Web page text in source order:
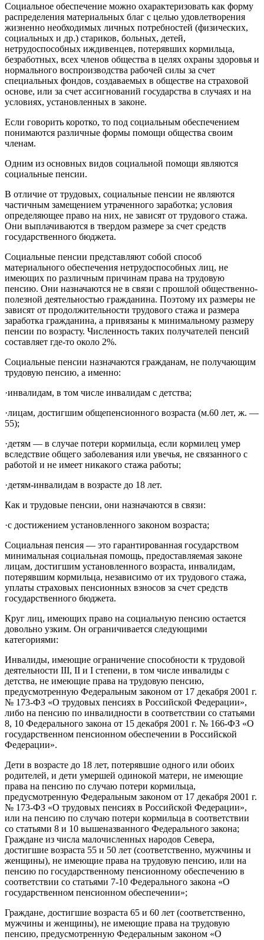
Социальное обеспечение можно охарактеризовать как форму
распределения материальных благ с целью удовлетворения
жизненно необходимых личных потребностей (физических,
социальных и др.) стариков, больных, детей,
нетрудоспособных иждивенцев, потерявших кормильца,
безработных, всех членов общества в целях охраны здоровья и
нормального воспроизводства рабочей силы за счет
специальных фондов, создаваемых в обществе на страховой
основе, или за счет ассигнований государства в случаях и на
условиях, установленных в законе.
Если говорить коротко, то под социальным обеспечением
понимаются различные формы помощи общества своим
членам.
Одним из основных видов социальной помощи являются
социальные пенсии.
В отличие от трудовых, социальные пенсии не являются
частичным замещением утраченного заработка; условия
определяющее право на них, не зависят от трудового стажа.
Они выплачиваются в твердом размере за счет средств
государственного бюджета.
Социальные пенсии представляют собой способ
материального обеспечения нетрудоспособных лиц, не
имеющих по различным причинам права на трудовую
пенсию. Они назначаются не в связи с прошлой общественно-
полезной деятельностью гражданина. Поэтому их размеры не
зависят от продолжительности трудового стажа и размера
заработка гражданина, а привязаны к минимальному размеру
пенсии по возрасту. Численность таких получателей пенсий
составляет где-то около 2%.
Социальные пенсии назначаются гражданам, не получающим
трудовую пенсию, а именно:
·инвалидам, в том числе инвалидам с детства;
·лицам, достигшим общепенсионного возраста (м.60 лет, ж. —
55);
·детям — в случае потери кормильца, если кормилец умер
вследствие общего заболевания или увечья, не связанного с
работой и не имеет никакого стажа работы;
·детям-инвалидам в возрасте до 18 лет.
Как и трудовые пенсии, они назначаются в связи:
·с достижением установленного законом возраста;
Социальная пенсия — это гарантированная государством
минимальная социальная помощь, предоставляемая законе
лицам, достигшим установленного возраста, инвалидам,
потерявшим кормильца, независимо от их трудового стажа,
уплаты страховых пенсионных взносов за счет средств
государственного бюджета.
Круг лиц, имеющих право на социальную пенсию остается
довольно узким. Он ограничивается следующими
категориями:
Инвалиды, имеющие ограничение способности к трудовой
деятельности III, II и I степени, в том числе инвалиды с
детства, не имеющие права на трудовую пенсию,
предусмотренную Федеральным законом от 17 декабря 2001 г.
№ 173-ФЗ «О трудовых пенсиях в Российской Федерации»,
либо на пенсию по инвалидности в соответствии со статьями
8, 10 Федерального закона от 15 декабря 2001 г. № 166-ФЗ «О
государственном пенсионном обеспечении в Российской
Федерации».
Дети в возрасте до 18 лет, потерявшие одного или обоих
родителей, и дети умершей одинокой матери, не имеющие
права на пенсию по случаю потери кормильца,
предусмотренную Федеральным законом от 17 декабря 2001 г.
№ 173-ФЗ «О трудовых пенсиях в Российской Федерации»,
или на пенсию по случаю потери кормильца в соответствии
со статьями 8 и 10 вышеназванного Федерального закона;
Граждане из числа малочисленных народов Севера,
достигшие возраста 55 и 50 лет (соответственно, мужчины и
женщины), не имеющие права на трудовую пенсию, или на
пенсию по государственному пенсионному обеспечению в
соответствии со статьями 7-10 Федерального закона «О
государственном пенсионном обеспечении»;
Граждане, достигшие возраста 65 и 60 лет (соответственно,
мужчины и женщины), не имеющие права на трудовую
пенсию, предусмотренную Федеральным законом «О